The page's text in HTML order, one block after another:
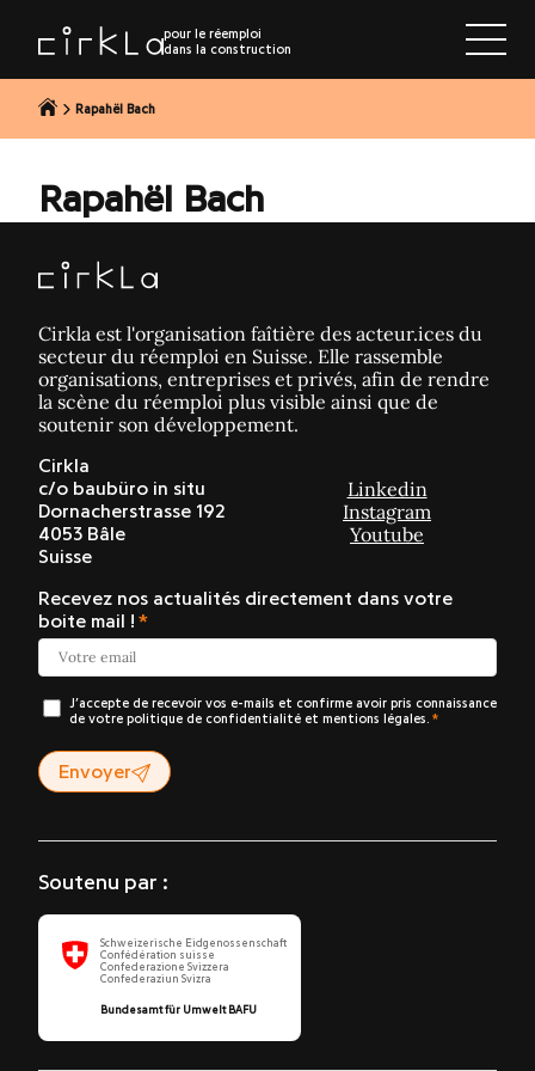
contenu
pour le réemploi
dans la construction
Rapahël Bach
Rapahël Bach
Cirkla est l'organisation faîtière des acteur.ices du
secteur du réemploi en Suisse. Elle rassemble
organisations, entreprises et privés, afin de rendre
la scène du réemploi plus visible ainsi que de
soutenir son développement.
Cirkla
c/o baubüro in situ
Dornacherstrasse 192
4053 Bâle
Suisse
Linkedin
Instagram
Youtube
Recevez nos actualités directement dans votre
boite mail !
J’accepte de recevoir vos e-mails et confirme avoir pris connaissance
de votre politique de confidentialité et mentions légales.
Envoyer
Soutenu par :
Schweizerische Eidgenossenschaft
Confédération suisse
Confederazione Svizzera
Confederaziun Svizra
Bundesamt für Umwelt BAFU